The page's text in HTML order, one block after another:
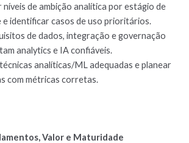
de ambição analítica por estágio de
e identificar casos de uso prioritários.
de dados, integração e governação
analytics e IA confiáveis.
analíticas/ML adequadas e planear
com métricas corretas.
Valor e Maturidade